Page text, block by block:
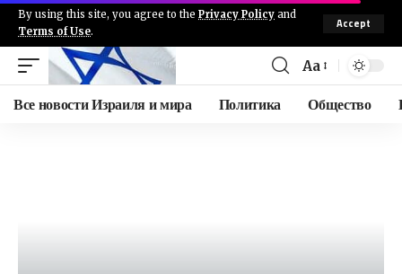
By using this site, you agree to the Privacy Policy and
Terms of Use.
Accept
Aa
Все новости Израиля и мира Политика Общество